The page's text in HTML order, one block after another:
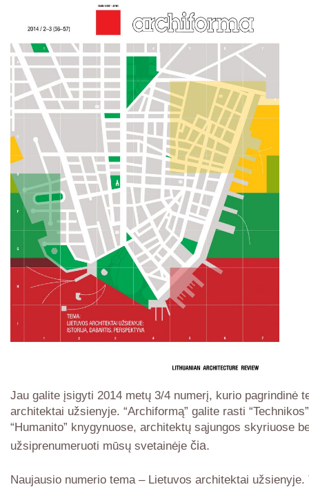
Jau galite įsigyti 2014 metų 3/4 numerį, kurio pagrindinė
architektai užsienyje. “Archiformą” galite rasti
“Humanito” knygynuose, architektų sąjungos skyriuose
užsiprenumeruoti mūsų svetainėje čia.
Naujausio numerio tema – Lietuvos architektai užsienyje.